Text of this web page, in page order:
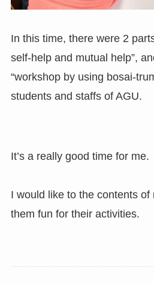
In this time, there were 2
self-help and mutual help”,
“workshop by using bosai-
students and staffs of AGU.
It’s a really good time for me.
I would like to the contents of
them fun for their activities.